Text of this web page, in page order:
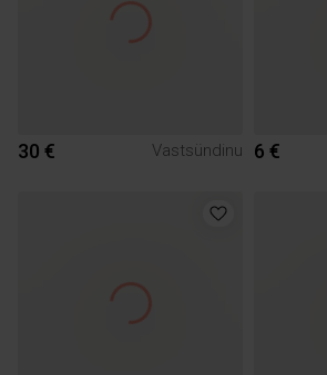
30 € Vastsündinu 6 €